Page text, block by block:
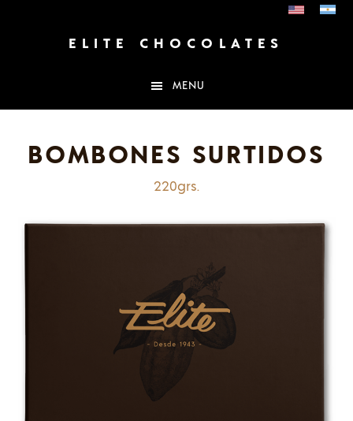
ELITE CHOCOLATES
MENU
BOMBONES SURTIDOS
220grs.